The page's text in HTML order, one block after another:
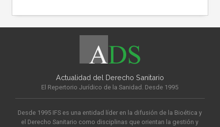
Actualidad del Derecho Sanitario
El Repertorio Jurídico de la Sanidad. Desde 1995
Desde 1995 IFS es una entidad líder en la difusión de la Bioética y
el Derecho Sanitario como disciplinas que orientan la gestión y